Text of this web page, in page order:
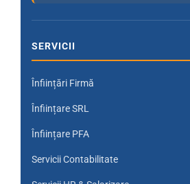
SERVICII
Înființări Firmă
Înființare SRL
Înființare PFA
Servicii Contabilitate